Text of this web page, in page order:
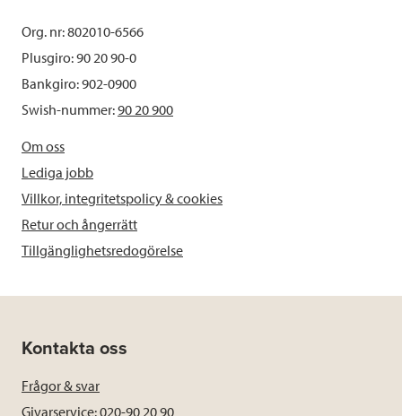
Org. nr: 802010-6566
Plusgiro: 90 20 90-0
Bankgiro: 902-0900
Swish-nummer:90 20 900
Om oss
Lediga jobb
Villkor, integritetspolicy & cookies
Retur och ångerrätt
Tillgänglighetsredogörelse
Kontakta oss
Frågor & svar
Givarservice: 020-90 20 90